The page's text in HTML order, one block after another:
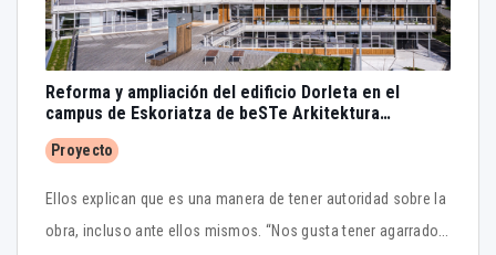
Reforma y ampliación del edificio Dorleta en el
campus de Eskoriatza de beSTe Arkitektura
Agentzia Bat
Proyecto
Ellos explican que es una manera de tener autoridad sobre la
obra, incluso ante ellos mismos. “Nos gusta tener agarrado